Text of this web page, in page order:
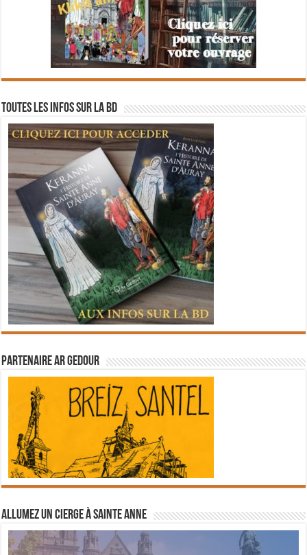
Toutes les infos sur la BD
Partenaire Ar Gedour
Allumez un cierge à Sainte Anne